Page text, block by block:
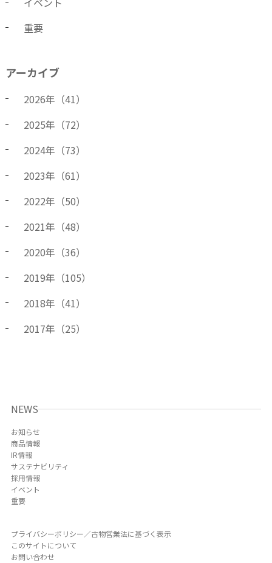
重要
アーカイブ
2026年（41）
2025年（72）
2024年（73）
2023年（61）
2022年（50）
2021年（48）
2020年（36）
2019年（105）
2018年（41）
2017年（25）
NEWS
お知らせ
商品情報
IR情報
サステナビリティ
採用情報
イベント
重要
プライバシーポリシー／古物営業法に基づく表示
このサイトについて
お問い合わせ